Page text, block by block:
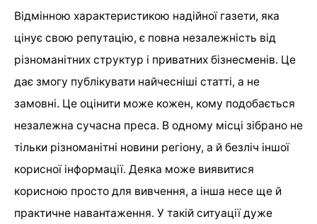
Відмінною характеристикою надійної газети, яка
цінує свою репутацію, є повна незалежність від
різноманітних структур і приватних бізнесменів. Це
дає змогу публікувати найчесніші статті, а не
замовні. Це оцінити може кожен, кому подобається
незалежна сучасна преса. В одному місці зібрано не
тільки різноманітні новини регіону, а й безліч іншої
корисної інформації. Деяка може виявитися
корисною просто для вивчення, а інша несе ще й
практичне навантаження. У такій ситуації дуже